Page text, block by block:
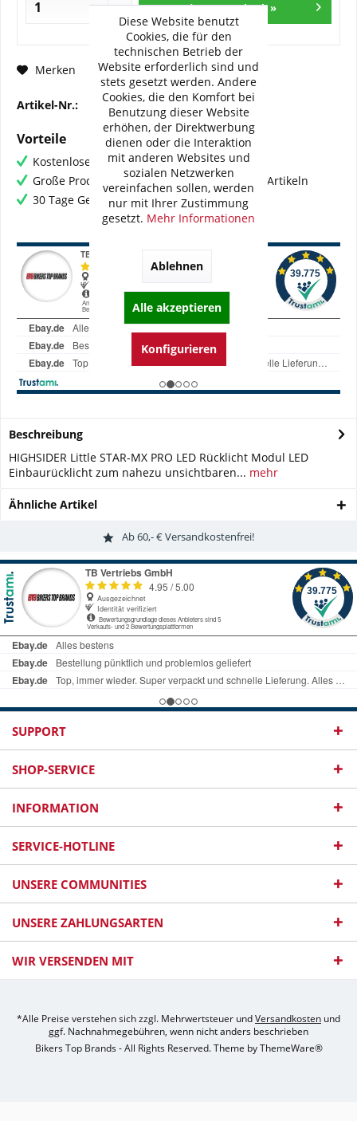
In den Warenkorb »
Merken Fragen zum Artikel?
Artikel-Nr.: 255-333
Vorteile
Kostenloser Versand ab € 60,- Bestellwert
Große Produktauswahl mit mehr als 80.000 Artikeln
30 Tage Geld-Zurück-Garantie
Beschreibung
HIGHSIDER Little STAR-MX PRO LED Rücklicht Modul LED
Einbaurücklicht zum nahezu unsichtbaren... mehr
Ähnliche Artikel
Ab 60,- € Versandkostenfrei!
SUPPORT
SHOP-SERVICE
INFORMATION
SERVICE-HOTLINE
UNSERE COMMUNITIES
UNSERE ZAHLUNGSARTEN
WIR VERSENDEN MIT
*Alle Preise verstehen sich zzgl. Mehrwertsteuer undVersandkosten und
ggf. Nachnahmegebühren, wenn nicht anders beschrieben
Bikers Top Brands - All Rights Reserved. Theme byThemeWare®
Diese Website benutzt
Cookies, die für den
technischen Betrieb der
Website erforderlich sind und
stets gesetzt werden. Andere
Cookies, die den Komfort bei
Benutzung dieser Website
erhöhen, der Direktwerbung
dienen oder die Interaktion
mit anderen Websites und
sozialen Netzwerken
vereinfachen sollen, werden
nur mit Ihrer Zustimmung
gesetzt. Mehr Informationen
Ablehnen
Alle akzeptieren
Konfigurieren